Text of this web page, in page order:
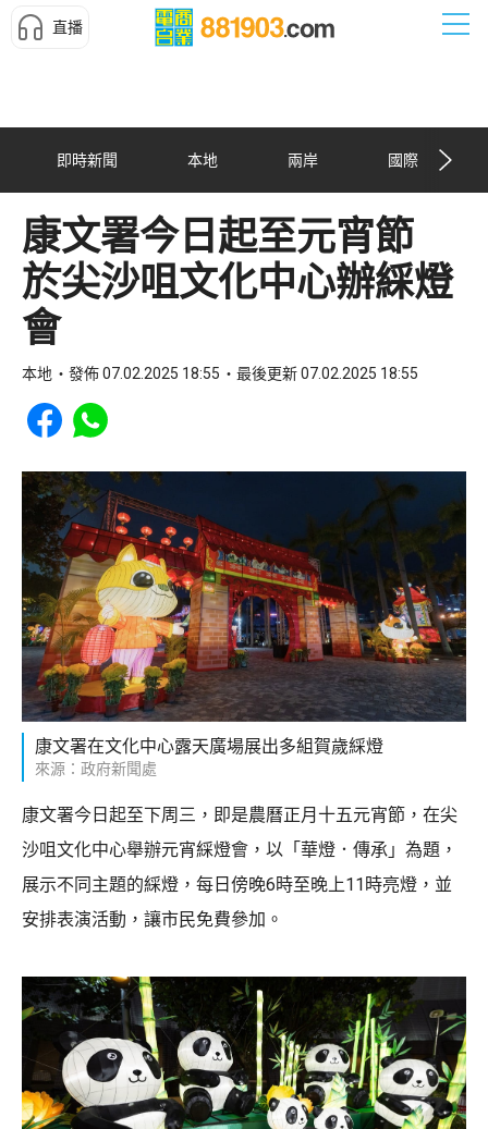
直播
即時新聞 本地 兩岸 國際
康文署今日起至元宵節
於尖沙咀文化中心辦綵燈
會
本地 發佈 07.02.2025 18:55 最後更新 07.02.2025 18:55
Share to Facebook
Share to WhatsApp
康文署在文化中心露天廣場展出多組賀歲綵燈
來源：政府新聞處
康文署今日起至下周三，即是農曆正月十五元宵節，在尖
沙咀文化中心舉辦元宵綵燈會，以「華燈．傳承」為題，
展示不同主題的綵燈，每日傍晚6時至晚上11時亮燈，並
安排表演活動，讓市民免費參加。